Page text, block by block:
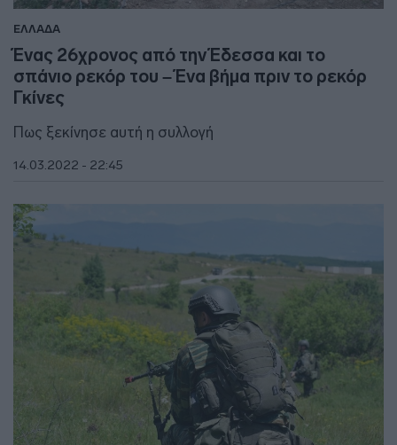
ΕΛΛΑΔΑ
Ένας 26χρονος από την Έδεσσα και το
σπάνιο ρεκόρ του – Ένα βήμα πριν το ρεκόρ
Γκίνες
Πως ξεκίνησε αυτή η συλλογή
14.03.2022 - 22:45